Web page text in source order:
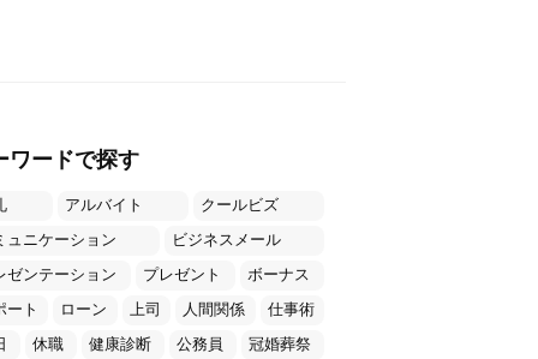
ワードで探す
アルバイト
クールビズ
ュニケーション
ビジネスメール
ゼンテーション
プレゼント
ボーナス
ート
ローン 上司 人間関係
仕事術
休職 健康診断 公務員
冠婚葬祭